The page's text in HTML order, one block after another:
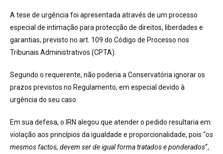
A tese de urgência foi apresentada através de um processo
especial de intimação para protecção de direitos, liberdades e
garantias, previsto no art. 109 do Código de Processo nos
Tribunais Administrativos (CPTA).
Segundo o requerente, não poderia a Conservatória ignorar os
prazos previstos no Regulamento, em especial devido à
urgência do seu caso.
Em sua defesa, o IRN alegou que atender o pedido resultaria em
violação aos princípios da igualdade e proporcionalidade, pois “os
mesmos factos, devem ser de igual forma tratados e ponderados“,